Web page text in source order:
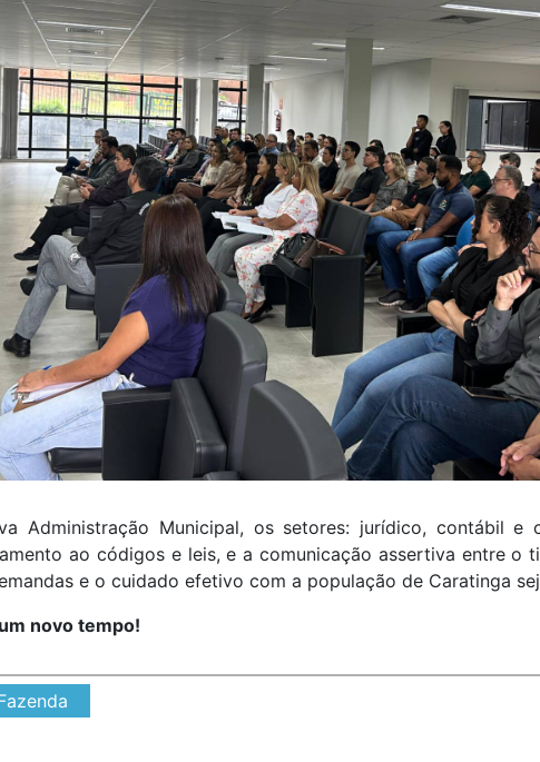
Administração Municipal, os setores: jurídico, contábil e
ao códigos e leis, e a comunicação assertiva entre o
e o cuidado efetivo com a população de Caratinga
novo tempo!